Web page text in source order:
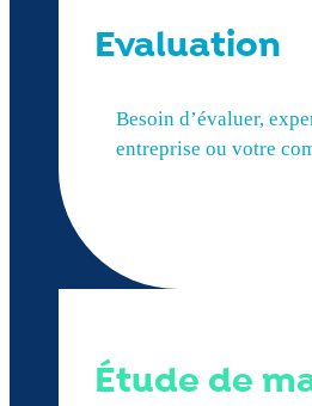
Evaluation
Besoin d’évaluer,
entreprise ou votre
Étude de